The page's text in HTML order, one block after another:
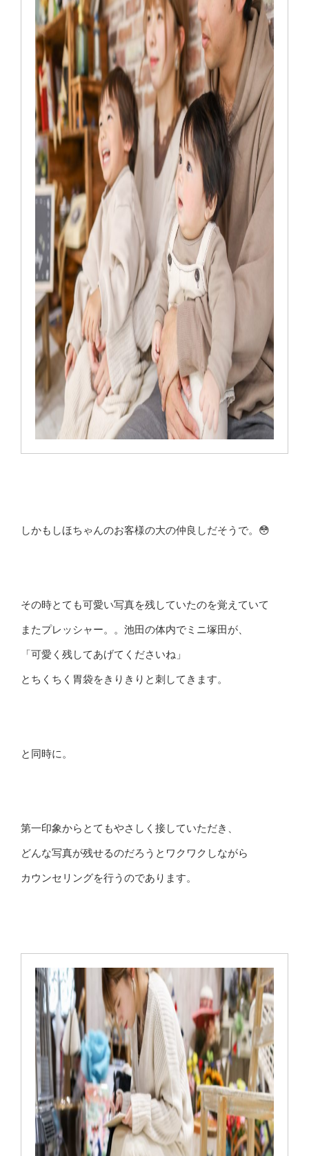
しかもしほちゃんのお客様の大の仲良しだそうで。😳
その時とても可愛い写真を残していたのを覚えていて
またプレッシャー。。池田の体内でミニ塚田が、
「可愛く残してあげてくださいね」
とちくちく胃袋をきりきりと刺してきます。
と同時に。
第一印象からとてもやさしく接していただき、
どんな写真が残せるのだろうとワクワクしながら
カウンセリングを行うのであります。